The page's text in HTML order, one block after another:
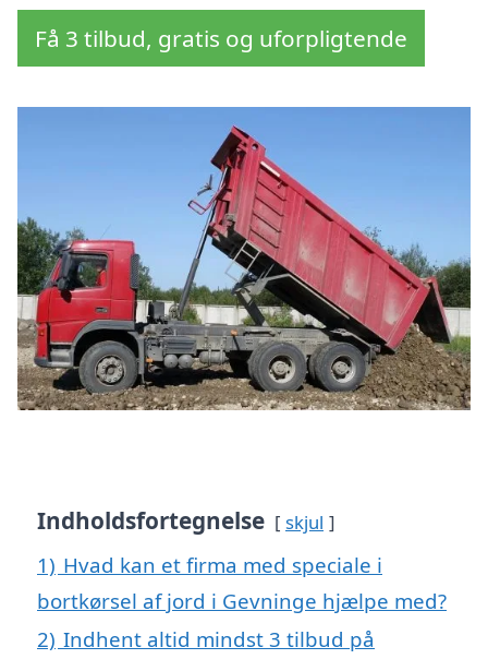
Få 3 tilbud, gratis og uforpligtende
Indholdsfortegnelse skjul
1) Hvad kan et firma med speciale i
bortkørsel af jord i Gevninge hjælpe med?
2) Indhent altid mindst 3 tilbud på